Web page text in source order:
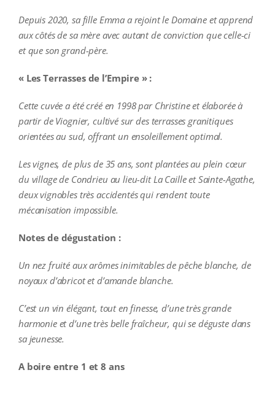
Depuis 2020, sa fille Emma a rejoint le Domaine et apprend
aux côtés de sa mère avec autant de conviction que celle-ci
et que son grand-père.
« Les Terrasses de l’Empire » :
Cette cuvée a été créé en 1998 par Christine etélaborée à
partir de Viognier, cultivé sur des terrasses granitiques
orientées au sud, offrant un ensoleillement optimal.
Les vignes, de plus de 35 ans, sont plantées au plein cœur
du village de Condrieu au lieu-dit La Caille et Sainte-Agathe,
deux vignobles très accidentés qui rendent toute
mécanisation impossible.
Notes de dégustation :
Un nez fruité aux arômes inimitables de pêche blanche, de
noyaux d’abricot et d’amande blanche.
C’est un vin élégant, tout en finesse, d’une très grande
harmonie et d’une très belle fraîcheur, qui se déguste dans
sa jeunesse.
A boire entre 1 et 8 ans